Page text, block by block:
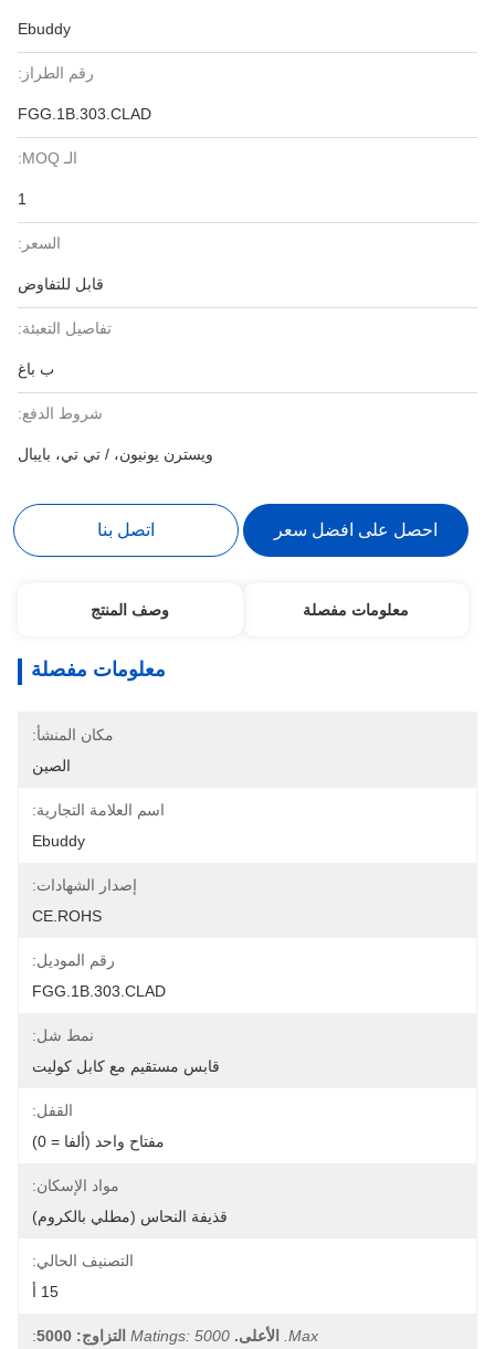
Ebuddy
رقم الطراز:
FGG.1B.303.CLAD
الـ MOQ:
1
السعر:
قابل للتفاوض
تفاصيل التعبئة:
ب باغ
شروط الدفع:
ويسترن يونيون، / تي تي، بايبال
احصل على افضل سعر اتصل بنا
معلومات مفصلة وصف المنتج
معلومات مفصلة
مكان المنشأ:
الصين
اسم العلامة التجارية:
Ebuddy
إصدار الشهادات:
CE.ROHS
رقم الموديل:
FGG.1B.303.CLAD
نمط شل:
قابس مستقيم مع كابل كوليت
القفل:
مفتاح واحد (ألفا = 0)
مواد الإسكان:
قذيفة النحاس (مطلي بالكروم)
التصنيف الحالي:
15 أ
Max. الأعلى. Matings: 5000 التزاوج: 5000
: